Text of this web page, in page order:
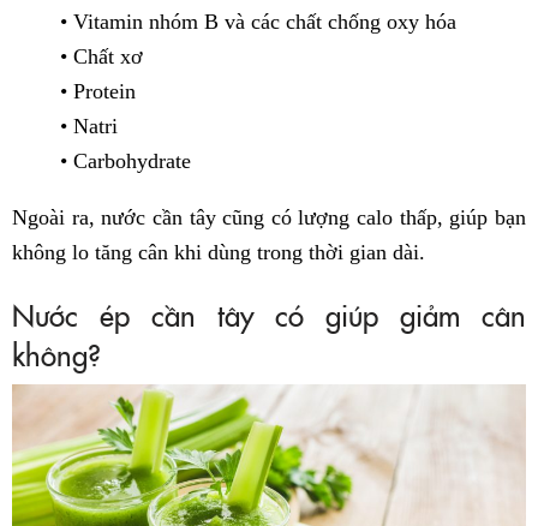
• Vitamin nhóm B và các chất chống oxy hóa
• Chất xơ
• Protein
• Natri
• Carbohydrate
Ngoài ra, nước cần tây cũng có lượng calo thấp, giúp bạn
không lo tăng cân khi dùng trong thời gian dài.
Nước ép cần tây có giúp giảm cân
không?